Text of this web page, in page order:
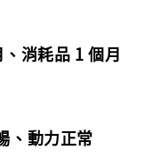
消耗品 1 個月
、動力正常